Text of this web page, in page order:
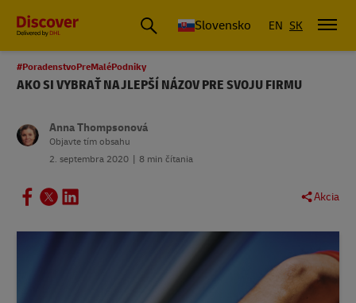
Slovensko EN SK
#PoradenstvoPreMaléPodniky
AKO SI VYBRAŤ NAJLEPŠÍ NÁZOV PRE SVOJU FIRMU
Anna Thompsonová
Objavte tím obsahu
2. septembra 2020
8 min čítania
Akcia